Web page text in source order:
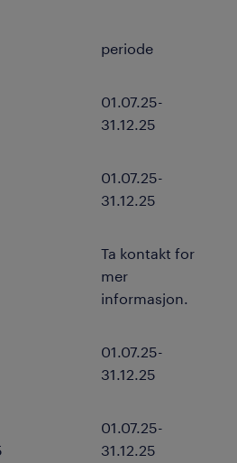
periode
01.07.25-
31.12.25
01.07.25-
31.12.25
Ta kontakt for
mer
informasjon.
01.07.25-
31.12.25
01.07.25-
31.12.25